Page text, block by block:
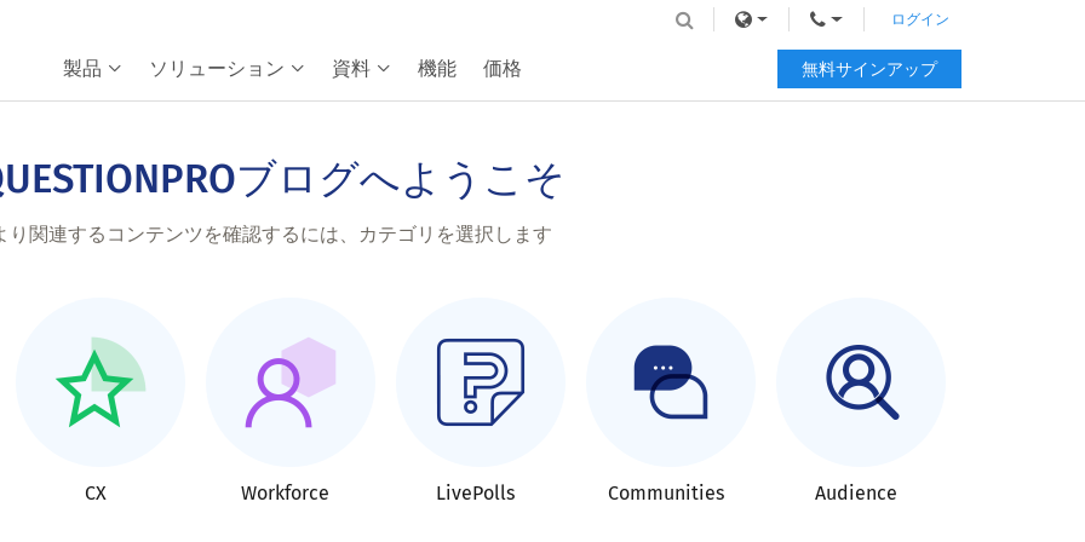
製品 ソリューション 資料 機能 価格
ログイン
無料サインアップ
ブログへようこそ
り関連するコンテンツを確認するには、カテゴリを選択します
CX Workforce LivePolls Communities Audience